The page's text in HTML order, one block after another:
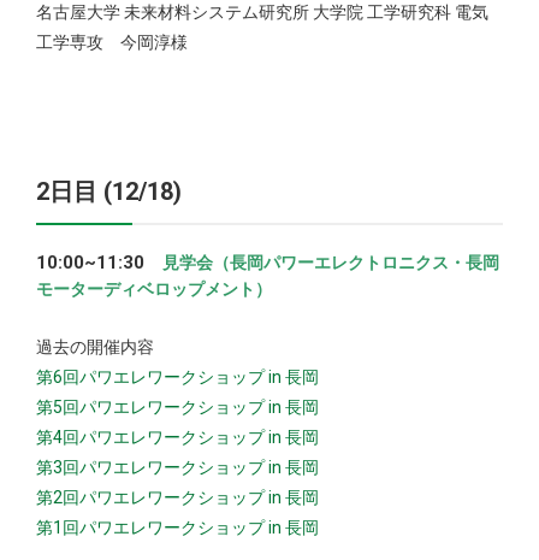
名古屋大学 未来材料システム研究所 大学院 工学研究科 電気
工学専攻 今岡淳様
2日目 (12/18)
10:00~11:30
見学会（長岡パワーエレクトロニクス・長岡
モーターディベロップメント）
過去の開催内容
第6回パワエレワークショップ in 長岡
第5回パワエレワークショップ in 長岡
第4回パワエレワークショップ in 長岡
第3回パワエレワークショップ in 長岡
第2回パワエレワークショップ in 長岡
第1回パワエレワークショップ in 長岡